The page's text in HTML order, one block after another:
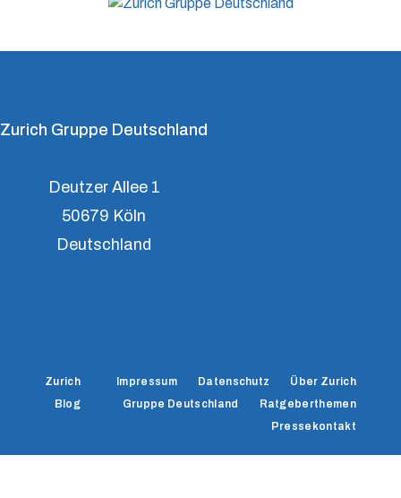
Zurich Gruppe Deutschland
Deutzer Allee 1
50679 Köln
Deutschland